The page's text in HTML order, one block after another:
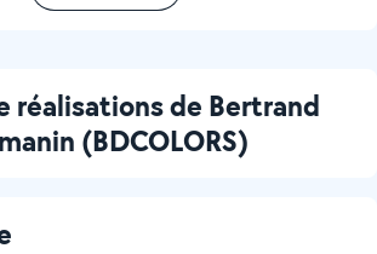
réalisations de Bertrand
(BDCOLORS)